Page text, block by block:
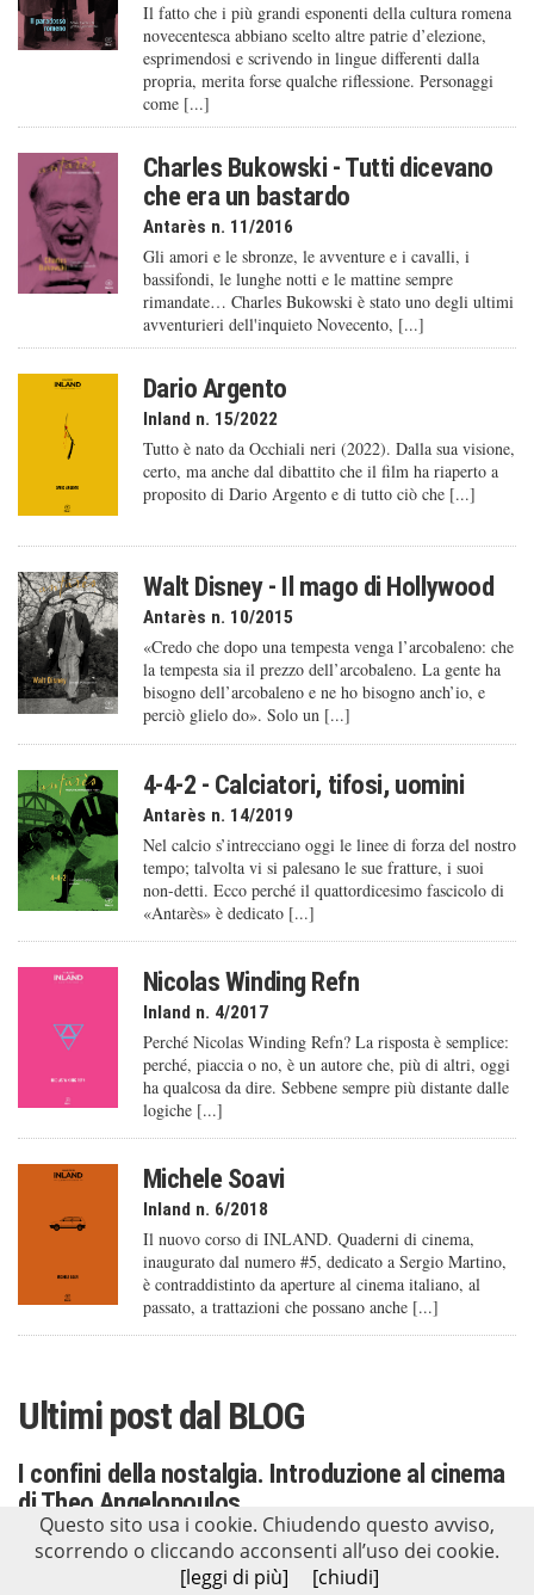
Il fatto che i più grandi esponenti della cultura romena
novecentesca abbiano scelto altre patrie d’elezione,
esprimendosi e scrivendo in lingue differenti dalla
propria, merita forse qualche riflessione. Personaggi
come [...]
Charles Bukowski - Tutti dicevano
che era un bastardo
Antarès n. 11/2016
Gli amori e le sbronze, le avventure e i cavalli, i
bassifondi, le lunghe notti e le mattine sempre
rimandate… Charles Bukowski è stato uno degli ultimi
avventurieri dell'inquieto Novecento, [...]
Dario Argento
Inland n. 15/2022
Tutto è nato da Occhiali neri (2022). Dalla sua visione,
certo, ma anche dal dibattito che il film ha riaperto a
proposito di Dario Argento e di tutto ciò che [...]
Walt Disney - Il mago di Hollywood
Antarès n. 10/2015
«Credo che dopo una tempesta venga l’arcobaleno: che
la tempesta sia il prezzo dell’arcobaleno. La gente ha
bisogno dell’arcobaleno e ne ho bisogno anch’io, e
perciò glielo do». Solo un [...]
4-4-2 - Calciatori, tifosi, uomini
Antarès n. 14/2019
Nel calcio s’intrecciano oggi le linee di forza del nostro
tempo; talvolta vi si palesano le sue fratture, i suoi
non-detti. Ecco perché il quattordicesimo fascicolo di
«Antarès» è dedicato [...]
Nicolas Winding Refn
Inland n. 4/2017
Perché Nicolas Winding Refn? La risposta è semplice:
perché, piaccia o no, è un autore che, più di altri, oggi
ha qualcosa da dire. Sebbene sempre più distante dalle
logiche [...]
Michele Soavi
Inland n. 6/2018
Il nuovo corso di INLAND. Quaderni di cinema,
inaugurato dal numero #5, dedicato a Sergio Martino,
è contraddistinto da aperture al cinema italiano, al
passato, a trattazioni che possano anche [...]
Ultimi post dal BLOG
I confini della nostalgia. Introduzione al cinema
di Theo Angelopoulos
Anna Maria Geraci
Chiarire, semplificare, sintetizzare in poche pagine la poesia di una vita,
Questo sito usa i cookie. Chiudendo questo avviso,
scorrendo o cliccando acconsenti all’uso dei cookie.
[leggi di più]
[chiudi]